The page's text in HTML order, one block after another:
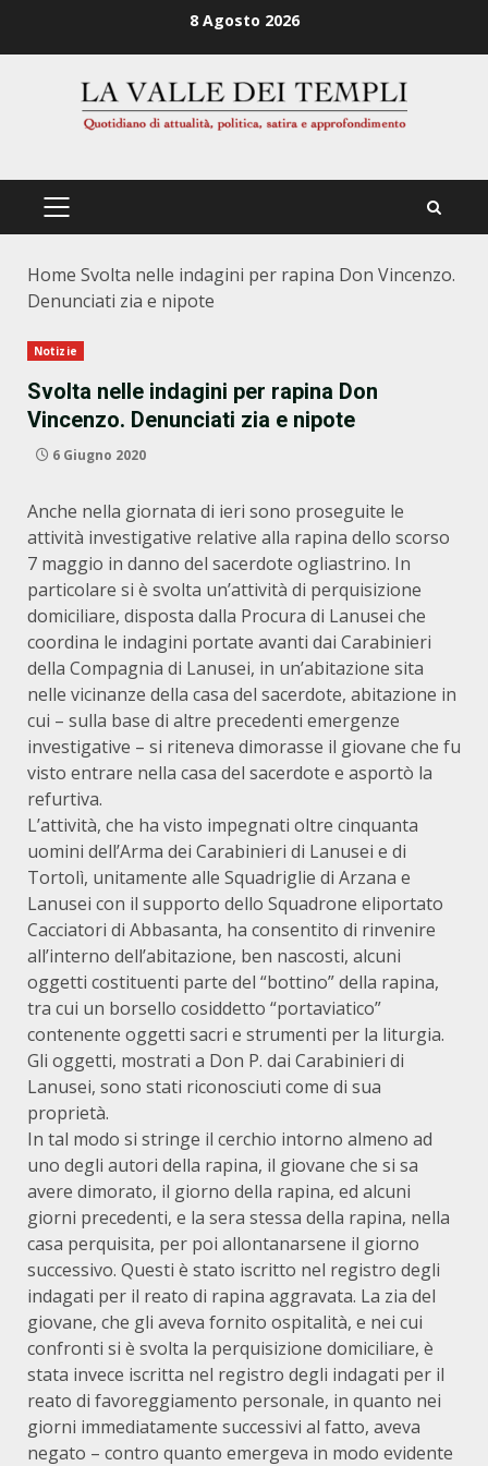
8 Agosto 2026
PRIMÄRES
Home Svolta nelle indagini per rapina Don Vincenzo.
Denunciati zia e nipote
Notizie
Svolta nelle indagini per rapina Don
Vincenzo. Denunciati zia e nipote
6 Giugno 2020
Anche nella giornata di ieri sono proseguite le
attività investigative relative alla rapina dello scorso
7 maggio in danno del sacerdote ogliastrino. In
particolare si è svolta un’attività di perquisizione
domiciliare, disposta dalla Procura di Lanusei che
coordina le indagini portate avanti dai Carabinieri
della Compagnia di Lanusei, in un’abitazione sita
nelle vicinanze della casa del sacerdote, abitazione in
cui – sulla base di altre precedenti emergenze
investigative – si riteneva dimorasse il giovane che fu
visto entrare nella casa del sacerdote e asportò la
refurtiva.
L’attività, che ha visto impegnati oltre cinquanta
uomini dell’Arma dei Carabinieri di Lanusei e di
Tortolì, unitamente alle Squadriglie di Arzana e
Lanusei con il supporto dello Squadrone eliportato
Cacciatori di Abbasanta, ha consentito di rinvenire
all’interno dell’abitazione, ben nascosti, alcuni
oggetti costituenti parte del “bottino” della rapina,
tra cui un borsello cosiddetto “portaviatico”
contenente oggetti sacri e strumenti per la liturgia.
Gli oggetti, mostrati a Don P. dai Carabinieri di
Lanusei, sono stati riconosciuti come di sua
proprietà.
In tal modo si stringe il cerchio intorno almeno ad
uno degli autori della rapina, il giovane che si sa
avere dimorato, il giorno della rapina, ed alcuni
giorni precedenti, e la sera stessa della rapina, nella
casa perquisita, per poi allontanarsene il giorno
successivo. Questi è stato iscritto nel registro degli
indagati per il reato di rapina aggravata. La zia del
giovane, che gli aveva fornito ospitalità, e nei cui
confronti si è svolta la perquisizione domiciliare, è
stata invece iscritta nel registro degli indagati per il
reato di favoreggiamento personale, in quanto nei
giorni immediatamente successivi al fatto, aveva
negato – contro quanto emergeva in modo evidente